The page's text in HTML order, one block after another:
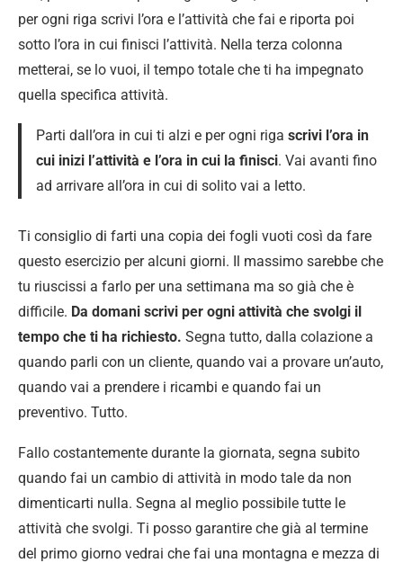
per ogni riga scrivi l’ora e l’attività che fai e riporta poi
sotto l’ora in cui finisci l’attività. Nella terza colonna
metterai, se lo vuoi, il tempo totale che ti ha impegnato
quella specifica attività.
Parti dall’ora in cui ti alzi e per ogni riga scrivi l’ora in
cui inizi l’attività e l’ora in cui la finisci. Vai avanti fino
ad arrivare all’ora in cui di solito vai a letto.
Ti consiglio di farti una copia dei fogli vuoti così da fare
questo esercizio per alcuni giorni. Il massimo sarebbe che
tu riuscissi a farlo per una settimana ma so già che è
difficile. Da domani scrivi per ogni attività che svolgi il
tempo che ti ha richiesto. Segna tutto, dalla colazione a
quando parli con un cliente, quando vai a provare un’auto,
quando vai a prendere i ricambi e quando fai un
preventivo. Tutto.
Fallo costantemente durante la giornata, segna subito
quando fai un cambio di attività in modo tale da non
dimenticarti nulla. Segna al meglio possibile tutte le
attività che svolgi. Ti posso garantire che già al termine
del primo giorno vedrai che fai una montagna e mezza di